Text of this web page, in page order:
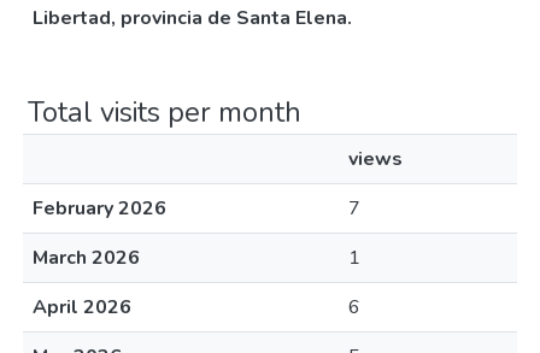
Libertad, provincia de Santa Elena.
Total visits per month
views
February 2026
7
March 2026
1
April 2026
6